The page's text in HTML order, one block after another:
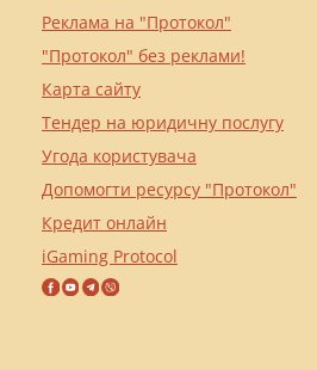
Реклама на "Протокол"
"Протокол" без реклами!
Карта сайту
Тендер на юридичну послугу
Угода користувача
Допомогти ресурсу "Протокол"
Кредит онлайн
iGaming Protocol